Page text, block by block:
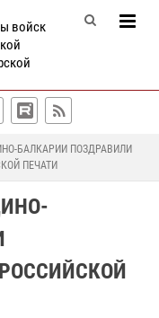
войск
БАЛКАРИИ ПОЗДРАВИЛИ
ПЕЧАТИ